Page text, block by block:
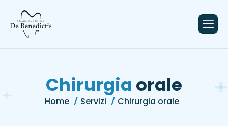
Chirurgia orale
Home Servizi Chirurgia orale